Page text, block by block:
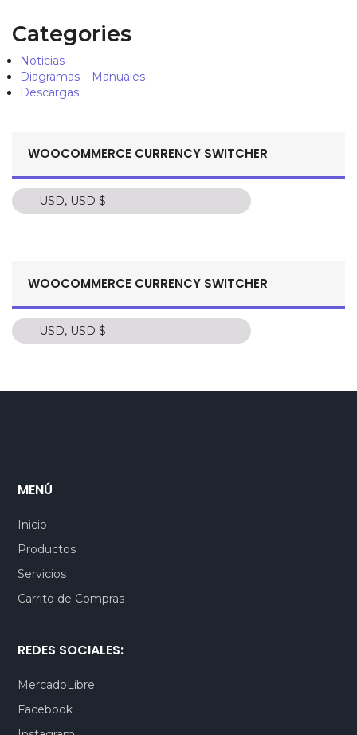
Categories
Noticias
Diagramas – Manuales
Descargas
WOOCOMMERCE CURRENCY SWITCHER
USD, USD $
USD, USD $
MXN, $
BRL, R$
WOOCOMMERCE CURRENCY SWITCHER
USD, USD $
USD, USD $
PEN, S/.
EUR, €
BRL, R$
DOP, $
MENÚ
Inicio
Productos
Servicios
Carrito de Compras
REDES SOCIALES:
MercadoLibre
Facebook